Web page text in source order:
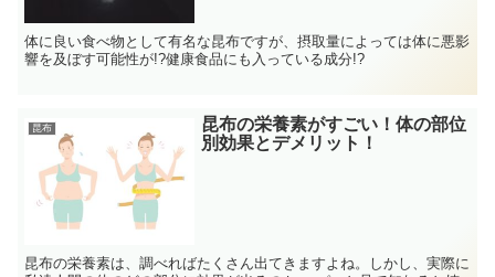
体に良い食べ物として有名な昆布ですが、摂取量によっては体に悪影
響を及ぼす可能性が!?健康食品にも入っている成分!?
昆布
昆布の栄養素がすごい！体の部位
別効果とデメリット！
昆布の栄養素は、調べればたくさん出てきますよね。しかし、実際に